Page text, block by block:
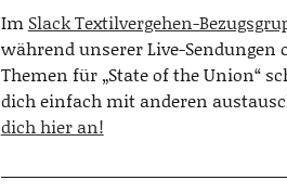
Im Slack Textilvergehen-
während unserer Live-Sendungen
Themen für „State of the Union“
dich einfach mit anderen
dich hier an!